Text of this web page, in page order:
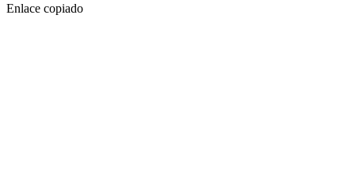
Enlace copiado